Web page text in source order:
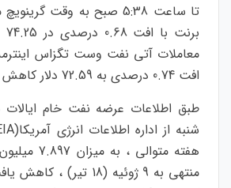
تا ساعت 5:38 صبح به وقت
افت 0.74 درصدی به 72.59 دلار کاهش یافت.
طبق اطلاعات عرضه نفت خام
هفته متوالی ،
منتهی به 9 ژوئیه (18